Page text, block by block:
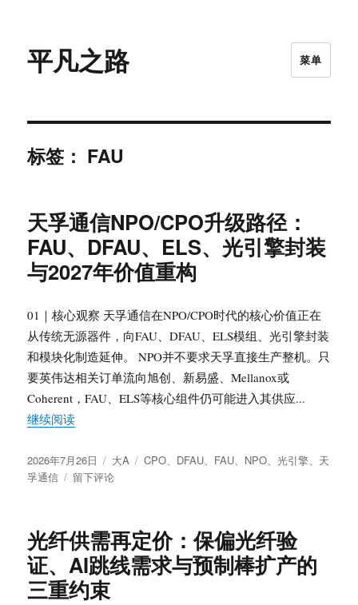
平凡之路 菜单
标签： FAU
天孚通信NPO/CPO升级路径：
FAU、DFAU、ELS、光引擎封装
与2027年价值重构
01｜核心观察 天孚通信在NPO/CPO时代的核心价值正在
从传统无源器件，向FAU、DFAU、ELS模组、光引擎封装
和模块化制造延伸。 NPO并不要求天孚直接生产整机。只
要英伟达相关订单流向旭创、新易盛、Mellanox或
Coherent，FAU、ELS等核心组件仍可能进入其供应...
继续阅读“天孚通信NPO/CPO升级路径：FAU、DFAU、ELS、
发
布
2026年7月26日
分
类
大A
标
CPO、 DFAU、 FAU、 NPO、光引擎、 天
孚通信
于
信
NPO/CPO
升
级
留下评论
光纤供需再定价：保偏光纤验
证、AI跳线需求与预制棒扩产的
三重约束